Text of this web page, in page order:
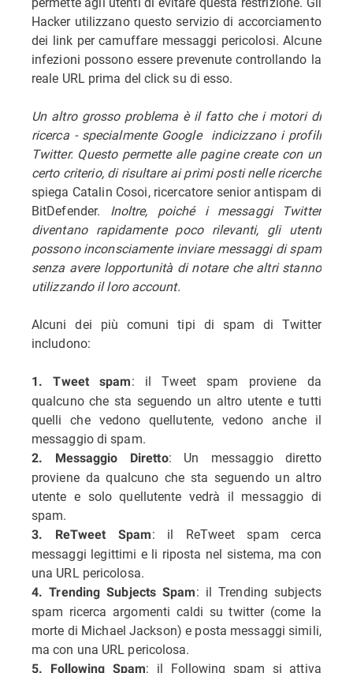
Hacker utilizzano questo servizio di accorciamento
dei link per camuffare messaggi pericolosi. Alcune
infezioni possono essere prevenute controllando la
reale URL prima del click su di esso.
Un altro grosso problema è il fatto che i motori di
ricerca - specialmente Google  indicizzano i profili
Twitter. Questo permette alle pagine create con un
certo criterio, di risultare ai primi posti nelle ricerche
spiega Catalin Cosoi, ricercatore senior antispam di
BitDefender. Inoltre, poiché i messaggi Twitter
diventano rapidamente poco rilevanti, gli utenti
possono inconsciamente inviare messaggi di spam
senza avere lopportunità di notare che altri stanno
utilizzando il loro account.
Alcuni dei più comuni tipi di spam di Twitter
includono:
1. Tweet spam: il Tweet spam proviene da
qualcuno che sta seguendo un altro utente e tutti
quelli che vedono quellutente, vedono anche il
messaggio di spam.
2. Messaggio Diretto: Un messaggio diretto
proviene da qualcuno che sta seguendo un altro
utente e solo quellutente vedrà il messaggio di
spam.
3. ReTweet Spam: il ReTweet spam cerca
messaggi legittimi e li riposta nel sistema, ma con
una URL pericolosa.
4. Trending Subjects Spam: il Trending subjects
spam ricerca argomenti caldi su twitter (come la
morte di Michael Jackson) e posta messaggi simili,
ma con una URL pericolosa.
5. Following Spam: il Following spam si attiva